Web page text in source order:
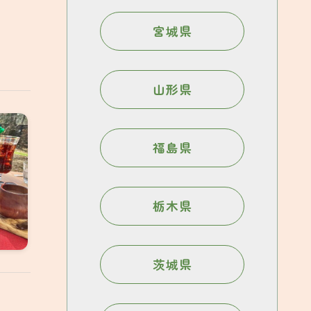
宮城県
山形県
福島県
栃木県
茨城県